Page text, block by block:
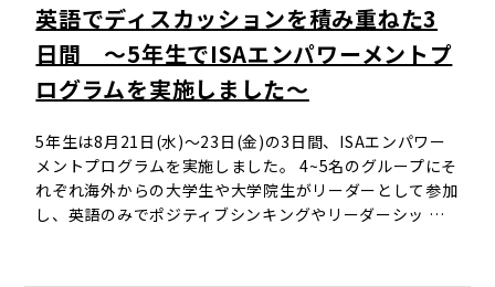
英語でディスカッションを積み重ねた3
日間 ～5年生でISAエンパワーメントプ
ログラムを実施しました～
5年生は8月21日(水)～23日(金)の3日間、ISAエンパワー
メントプログラムを実施しました。 4~5名のグループにそ
れぞれ海外からの大学生や大学院生がリーダーとして参加
し、英語のみでポジティブシンキングやリーダーシッ …